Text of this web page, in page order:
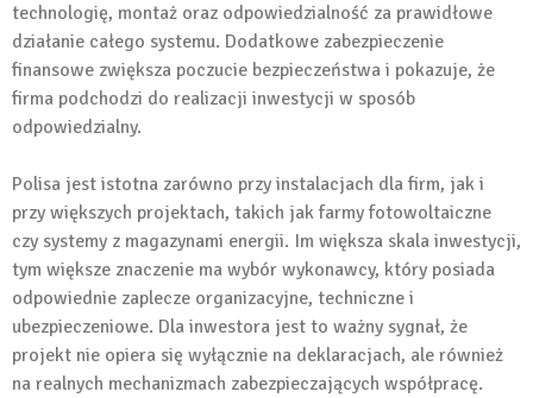
technologię, montaż oraz odpowiedzialność za prawidłowe
działanie całego systemu. Dodatkowe zabezpieczenie
finansowe zwiększa poczucie bezpieczeństwa i pokazuje, że
firma podchodzi do realizacji inwestycji w sposób
odpowiedzialny.
Polisa jest istotna zarówno przy instalacjach dla firm, jak i
przy większych projektach, takich jak farmy fotowoltaiczne
czy systemy z magazynami energii. Im większa skala inwestycji,
tym większe znaczenie ma wybór wykonawcy, który posiada
odpowiednie zaplecze organizacyjne, techniczne i
ubezpieczeniowe. Dla inwestora jest to ważny sygnał, że
projekt nie opiera się wyłącznie na deklaracjach, ale również
na realnych mechanizmach zabezpieczających współpracę.